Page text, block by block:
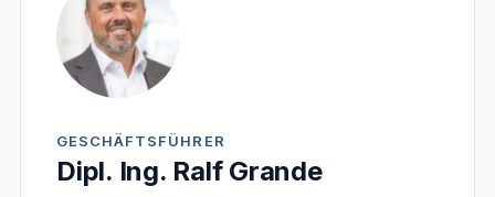
GESCHÄFTSFÜHRER
Dipl. Ing. Ralf Grande